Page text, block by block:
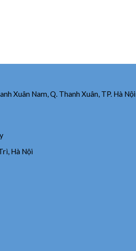
Xuân Nam, Q. Thanh Xuân, TP. Hà Nội
Hà Nội